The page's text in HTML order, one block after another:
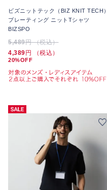
ビズニットテック（BIZ KNIT TECH）
プレーティング ニットTシャツ
BIZSPO
5,489円 （税込）
4,389円 （税込）
20%OFF